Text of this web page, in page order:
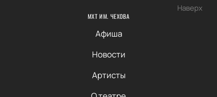
Наверх
МХТ ИМ. ЧЕХОВА
Афиша
Новости
Артисты